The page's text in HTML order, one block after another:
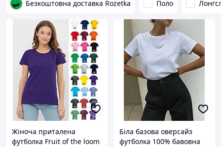
Безкоштовна доставка Rozetka Поло
Жіноча приталена
футболка Fruit of the loom
Біла базова оверсайз
футболка 100% бавовна